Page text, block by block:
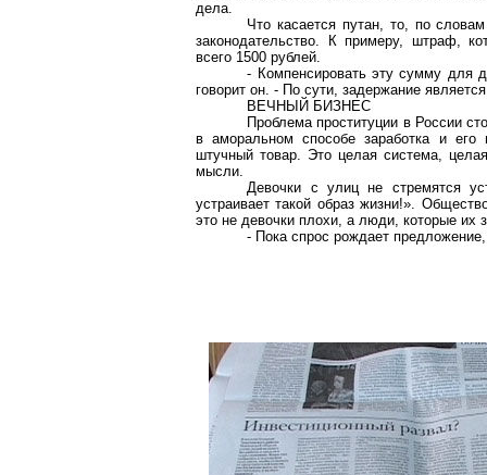
дела.
Что касается путан, то, по
законодательство. К примеру, штраф,
всего 1500 рублей.
- Компенсировать эту сумму для
говорит он. - По сути, задержание
ВЕЧНЫЙ БИЗНЕС
Проблема проституции в России
в аморальном способе заработка и его
штучный товар. Это целая система,
мысли.
Девочки с улиц не стремятся
устраивает такой образ жизни!».
это не девочки плохи, а люди, которые их
- Пока спрос рождает